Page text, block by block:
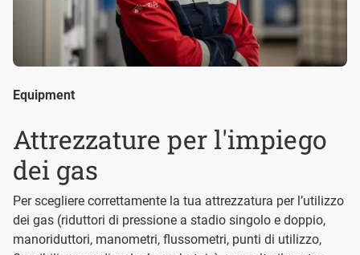
Equipment
Attrezzature per l'impiego
dei gas
Per scegliere correttamente la tua attrezzatura per l’utilizzo
dei gas (riduttori di pressione a stadio singolo e doppio,
manoriduttori, manometri, flussometri, punti di utilizzo,